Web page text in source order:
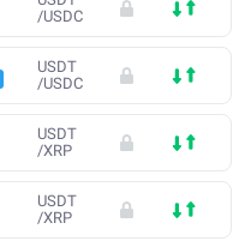
/USDC
USDT
/USDC
USDT
/XRP
USDT
/XRP